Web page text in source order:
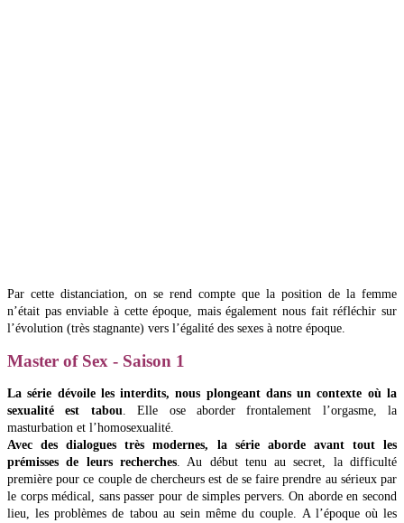
Par cette distanciation, on se rend compte que la position de la femme
n’était pas enviable à cette époque, mais également nous fait réfléchir sur
l’évolution (très stagnante) vers l’égalité des sexes à notre époque.
Master of Sex - Saison 1
La série dévoile les interdits, nous plongeant dans un contexte où la
sexualité est tabou. Elle ose aborder frontalement l’orgasme, la
masturbation et l’homosexualité.
Avec des dialogues très modernes, la série aborde avant tout les
prémisses de leurs recherches. Au début tenu au secret, la difficulté
première pour ce couple de chercheurs est de se faire prendre au sérieux par
le corps médical, sans passer pour de simples pervers. On aborde en second
lieu, les problèmes de tabou au sein même du couple. A l’époque où les